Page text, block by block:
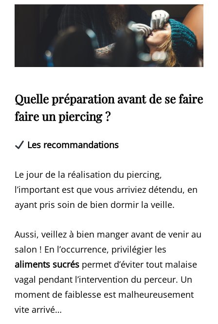
Quelle préparation avant de se faire
faire un piercing ?
Les recommandations
Le jour de la réalisation du piercing,
l’important est que vous arriviez détendu, en
ayant pris soin de bien dormir la veille.
Aussi, veillez à bien manger avant de venir au
salon ! En l’occurrence, privilégier les
aliments sucrés permet d’éviter tout malaise
vagal pendant l’intervention du perceur. Un
moment de faiblesse est malheureusement
vite arrivé…